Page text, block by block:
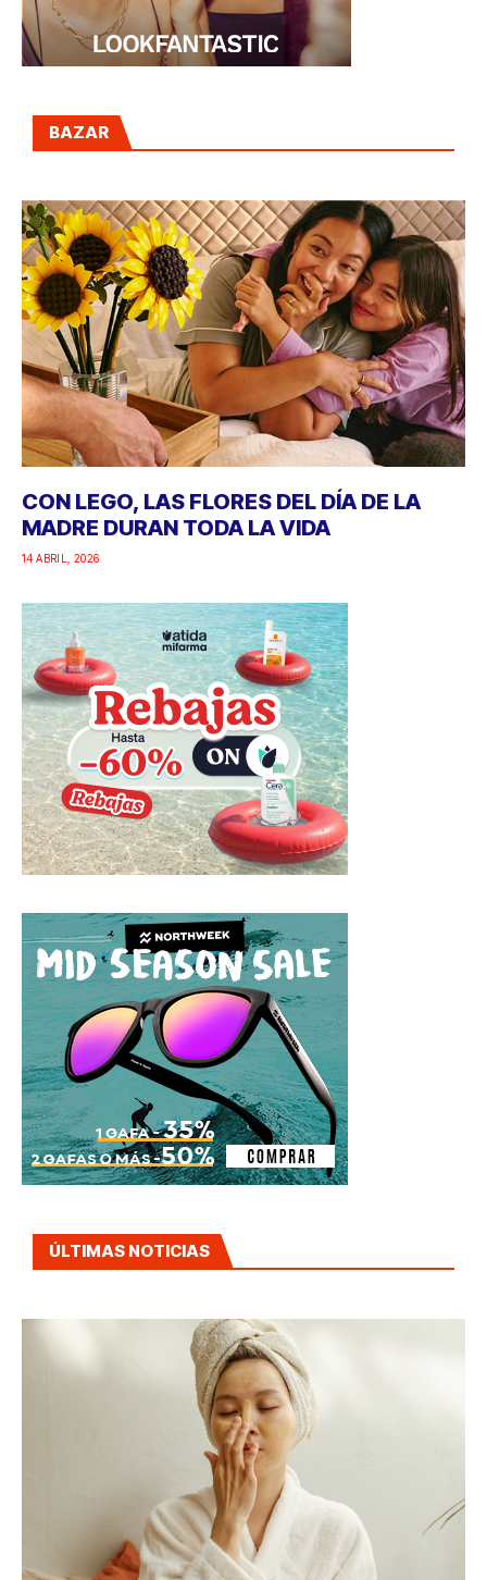
BAZAR
CON LEGO, LAS FLORES DEL DÍA DE LA
MADRE DURAN TODA LA VIDA
14 ABRIL, 2026
ÚLTIMAS NOTICIAS